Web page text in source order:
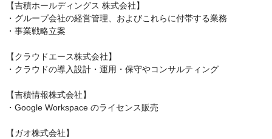
【吉積ホールディングス 株式会社】
・グループ会社の経営管理、およびこれらに付帯する業務
・事業戦略立案
【クラウドエース株式会社】
・クラウドの導入設計・運用・保守やコンサルティング
【吉積情報株式会社】
・Google Workspace のライセンス販売
【ガオ株式会社】